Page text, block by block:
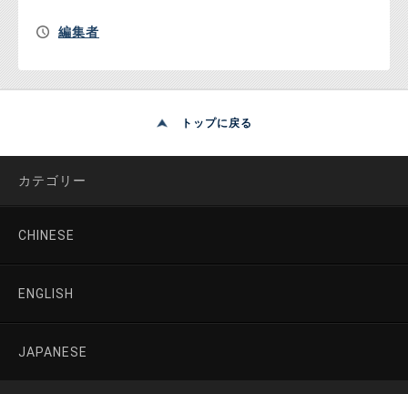
編集者
トップに戻る
カテゴリー
CHINESE
ENGLISH
JAPANESE